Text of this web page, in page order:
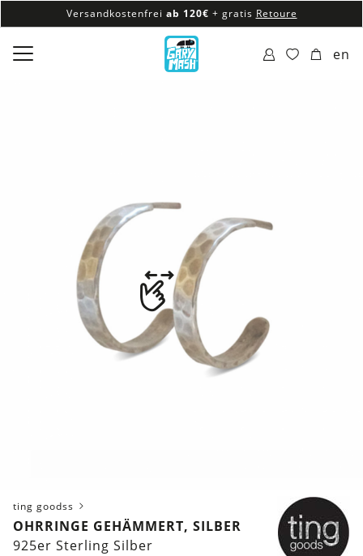
Versandkostenfrei ab 120€ + gratis Retoure
100% veganes & fair produziertes Sortiment
Versandkostenfrei ab 120€
en
ting goodss
OHRRINGE GEHÄMMERT, SILBER
925er Sterling Silber